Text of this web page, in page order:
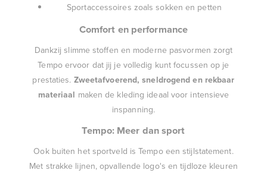
Sportaccessoires zoals sokken en petten
Comfort en performance
Dankzij slimme stoffen en moderne pasvormen zorgt
Tempo ervoor dat jij je volledig kunt focussen op je
prestaties. Zweetafvoerend, sneldrogend en rekbaar
materiaal maken de kleding ideaal voor intensieve
inspanning.
Tempo: Meer dan sport
Ook buiten het sportveld is Tempo een stijlstatement.
Met strakke lijnen, opvallende logo's en tijdloze kleuren